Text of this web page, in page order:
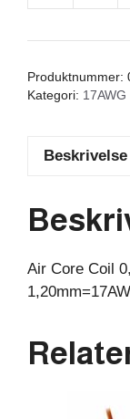
Produktnummer:
Kategori: 17AWG
Beskrivelse
Air Core Coil